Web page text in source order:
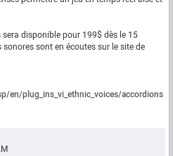
disponible pour 199$ dès le 15
sont en écoutes sur le site de
en/plug_ins_vi_ethnic_voices/accordions